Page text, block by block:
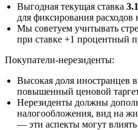
Выгодная текущая ставка
для фиксирования расходов
Мы советуем учитывать
при ставке +1 процентный
Покупатели-нерезиденты:
Высокая доля иностранцев
повышенный ценовой
Нерезиденты должны
налогообложения, вид на
— эти аспекты могут